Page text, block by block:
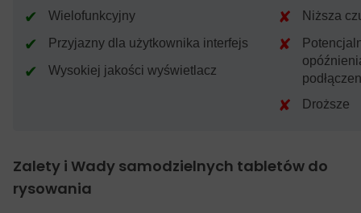
✔ Wielofunkcyjny
✔ Przyjazny dla użytkownika interfejs
✔ Wysokiej jakości wyświetlacz
✘ Niższa
✘
✘ Droższe
Zalety i Wady samodzielnych tabletów do
rysowania